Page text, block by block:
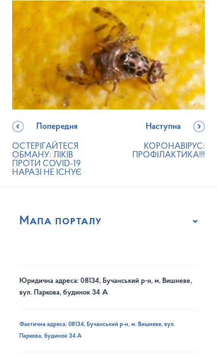
Попередня
ОСТЕРІГАЙТЕСЯ
ОБМАНУ: ЛІКІВ
ПРОТИ COVID-19
НАРАЗІ НЕ ІСНУЄ
Наступна
КОРОНАВІРУС:
ПРОФІЛАКТИКА!!!
Мапа порталу
Юридична адреса: 08134, Бучанський р-н, м. Вишневе,
вул. Паркова, будинок 34 А
Фактична адреса: 08134, Бучанський р-н, м. Вишневе, вул.
Паркова, будинок 34 А